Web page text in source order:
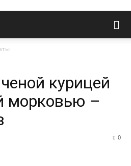
курицей
морковью –
0